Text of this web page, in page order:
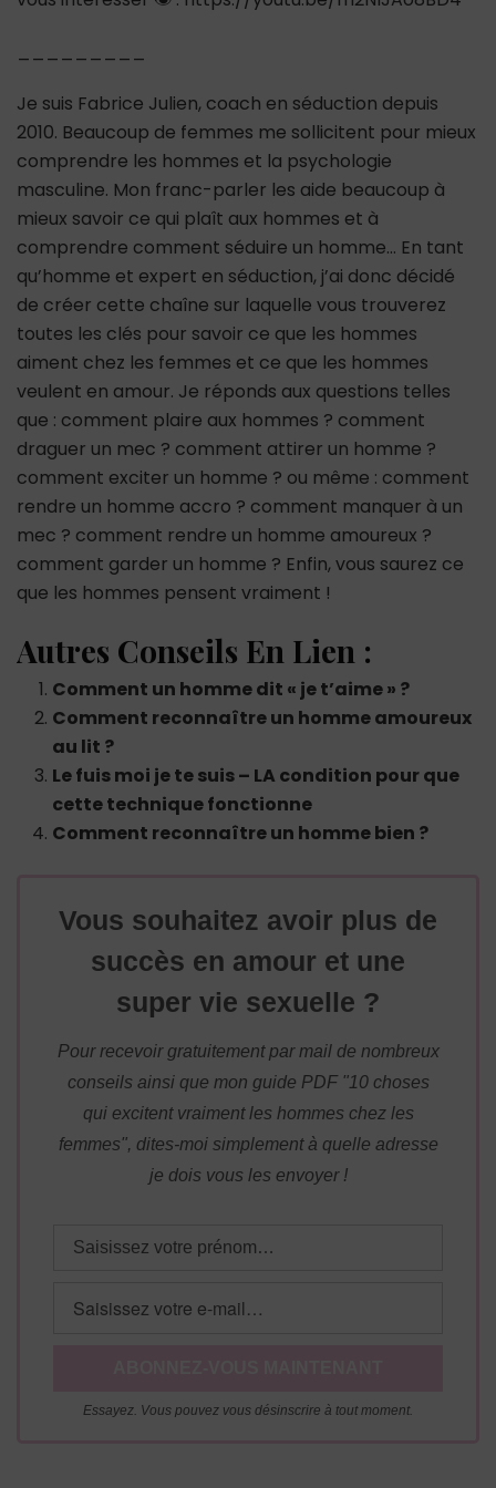
Je suis Fabrice Julien, coach en séduction depuis
2010. Beaucoup de femmes me sollicitent pour mieux
comprendre les hommes et la psychologie
masculine. Mon franc-parler les aide beaucoup à
mieux savoir ce qui plaît aux hommes et à
comprendre comment séduire un homme… En tant
qu’homme et expert en séduction, j’ai donc décidé
de créer cette chaîne sur laquelle vous trouverez
toutes les clés pour savoir ce que les hommes
aiment chez les femmes et ce que les hommes
veulent en amour. Je réponds aux questions telles
que : comment plaire aux hommes ? comment
draguer un mec ? comment attirer un homme ?
comment exciter un homme ? ou même : comment
rendre un homme accro ? comment manquer à un
mec ? comment rendre un homme amoureux ?
comment garder un homme ? Enfin, vous saurez ce
que les hommes pensent vraiment !
Autres Conseils En Lien :
Comment un homme dit « je t’aime » ?
Comment reconnaître un homme amoureux
au lit ?
Le fuis moi je te suis – LA condition pour que
cette technique fonctionne
Comment reconnaître un homme bien ?
Vous souhaitez avoir plus de
succès en amour et une
super vie sexuelle ?
Pour recevoir gratuitement par mail de nombreux
conseils ainsi que mon guide PDF "10 choses
qui excitent vraiment les hommes chez les
femmes", dites-moi simplement à quelle adresse
je dois vous les envoyer !
Essayez. Vous pouvez vous désinscrire à tout moment.